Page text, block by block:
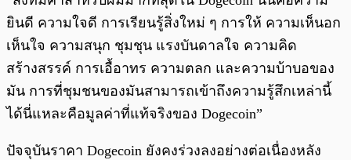
ยินดี ความใจดี การเรียนรู้สิ่งใหม่ ๆ การให้ ความเห็นอก
เห็นใจ ความสนุก ชุมชุน แรงบันดาลใจ ความคิด
สร้างสรรค์ การเอื้อาทร ความตลก และความบ้าบอของ
มัน การที่ชุมชนของมันสามารถเข้าถึงความรู้สึกเหล่านี้
ได้นี่แหละคือมูลค่าที่แท้จริงของ Dogecoin”
ปัจจุบันราคา Dogecoin ยังคงร่วงลงอย่างต่อเนื่องหลัง